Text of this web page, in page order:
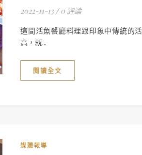
2022-11-13 / 0 評論
這間活魚餐廳料理跟印象中傳統的
高，就...
閱讀全文
媒體報導